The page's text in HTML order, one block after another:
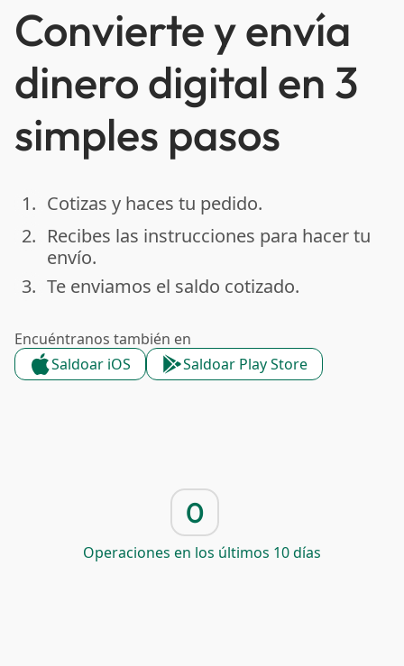
Convierte y envía
dinero digital en 3
simples pasos
done
1. Cotizas y haces tu pedido.
done
2. Recibes las instrucciones para hacer tu
envío.
done
3. Te enviamos el saldo cotizado.
Encuéntranos también en
Saldoar iOS
Saldoar Play Store
0
Operaciones en los últimos 10 días